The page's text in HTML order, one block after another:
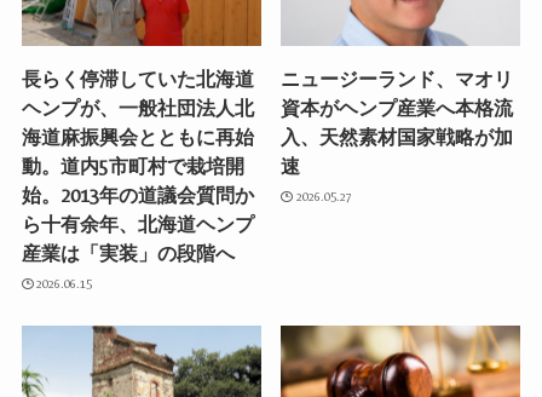
長らく停滞していた北海道
ヘンプが、一般社団法人北
海道麻振興会とともに再始
動。道内5市町村で栽培開
始。2013年の道議会質問か
ら十有余年、北海道ヘンプ
産業は「実装」の段階へ
2026.06.15
ニュージーランド、マオリ
資本がヘンプ産業へ本格流
入、天然素材国家戦略が加
速
2026.05.27